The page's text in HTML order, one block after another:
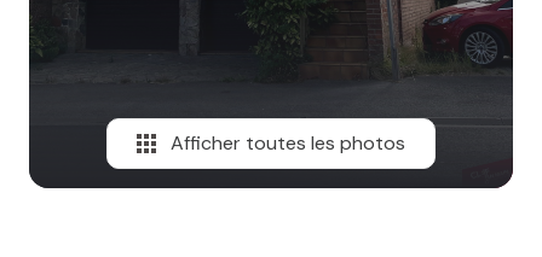
Afficher toutes les photos